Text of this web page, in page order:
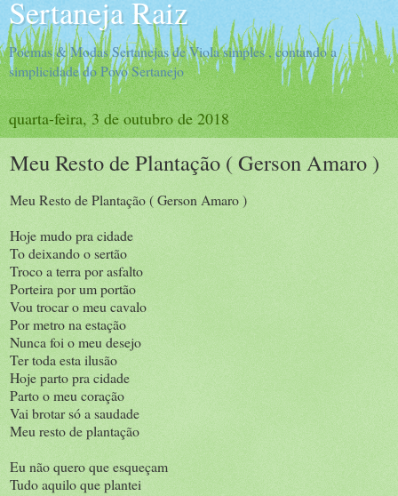
Sertaneja Raiz
Poemas & Modas Sertanejas de Viola simples , contando a
simplicidade do Povo Sertanejo
quarta-feira, 3 de outubro de 2018
Meu Resto de Plantação ( Gerson Amaro )
Meu Resto de Plantação ( Gerson Amaro )
Hoje mudo pra cidade
To deixando o sertão
Troco a terra por asfalto
Porteira por um portão
Vou trocar o meu cavalo
Por metro na estação
Nunca foi o meu desejo
Ter toda esta ilusão
Hoje parto pra cidade
Parto o meu coração
Vai brotar só a saudade
Meu resto de plantação
Eu não quero que esqueçam
Tudo aquilo que plantei